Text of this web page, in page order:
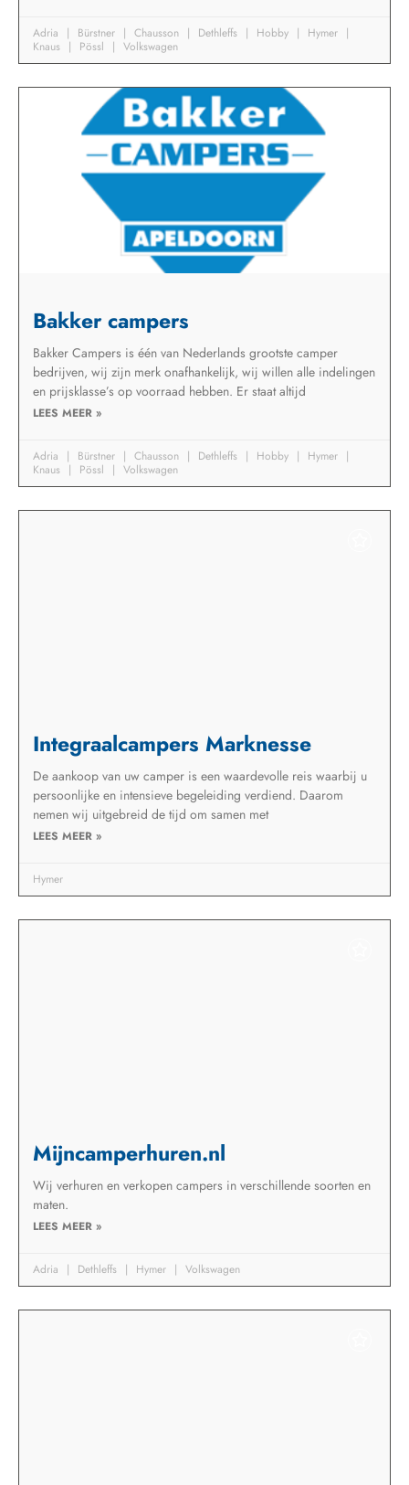
Adria Bürstner Chausson Dethleffs Hobby
Hymer
Knaus
Pössl Volkswagen
Bakker campers
Bakker Campers is één van Nederlands grootste camper
bedrijven, wij zijn merk onafhankelijk, wij willen alle indelingen
en prijsklasse’s op voorraad hebben. Er staat altijd
LEES MEER »
Adria Bürstner Chausson Dethleffs Hobby
Hymer
Knaus
Pössl Volkswagen
Integraalcampers Marknesse
De aankoop van uw camper is een waardevolle reis waarbij u
persoonlijke en intensieve begeleiding verdiend. Daarom
nemen wij uitgebreid de tijd om samen met
LEES MEER »
Hymer
Mijncamperhuren.nl
Wij verhuren en verkopen campers in verschillende soorten en
maten.
LEES MEER »
Adria Dethleffs Hymer Volkswagen